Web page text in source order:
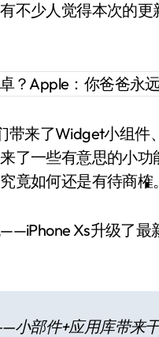
不少人觉得本次的
带来了Widget小组件
了一些有意思的小
竟如何还是有待商榷。
Xs升级了最
小部件+应用库带来